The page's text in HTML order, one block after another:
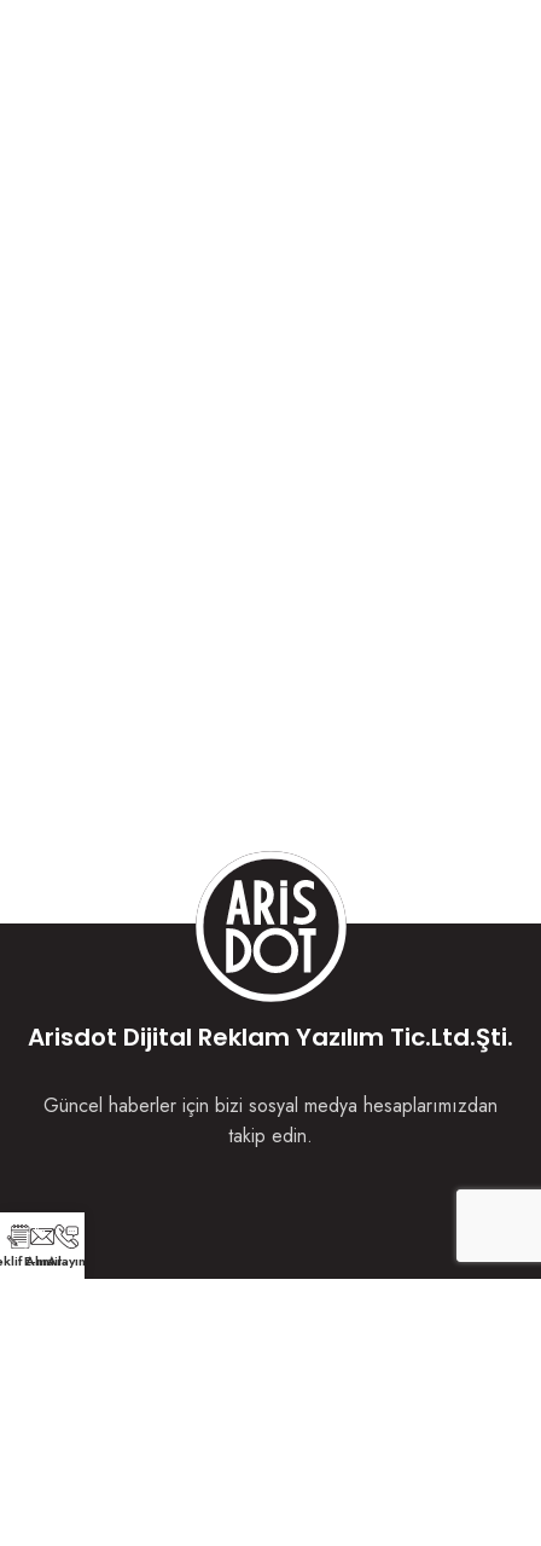
Arisdot Dijital Reklam Yazılım Tic.Ltd.Şti.
Güncel haberler için bizi sosyal medya hesaplarımızdan
takip edin.
Alın
E-mailArayın